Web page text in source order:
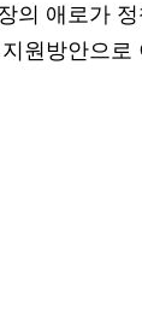
의 애로가
원방안으